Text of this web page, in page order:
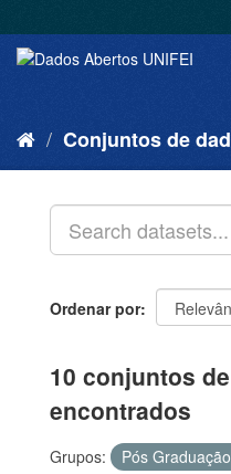
Conjuntos de
Ordenar por
10 conjuntos
encontrados
Grupos: Pós Graduação